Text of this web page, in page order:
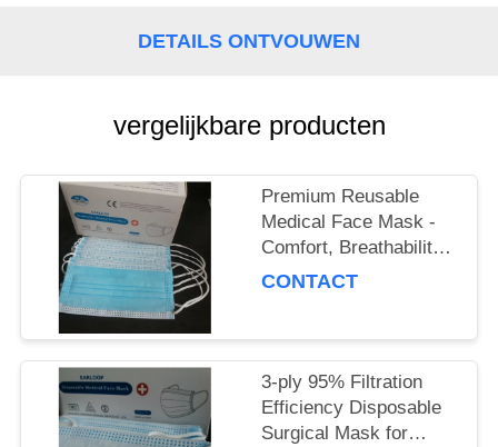
DETAILS ONTVOUWEN
vergelijkbare producten
Premium Reusable
Medical Face Mask -
Comfort, Breathability
& Reusability
CONTACT
3-ply 95% Filtration
Efficiency Disposable
Surgical Mask for